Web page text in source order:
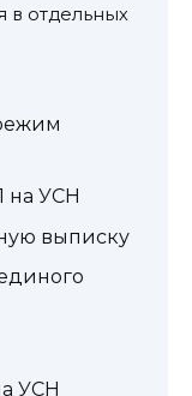
в отдельных
на УСН
выписку
УСН